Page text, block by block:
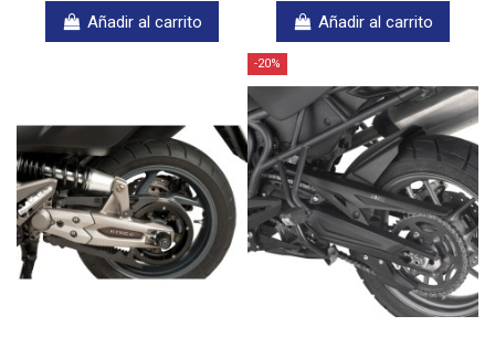
Añadir al carrito Añadir al carrito
-20%